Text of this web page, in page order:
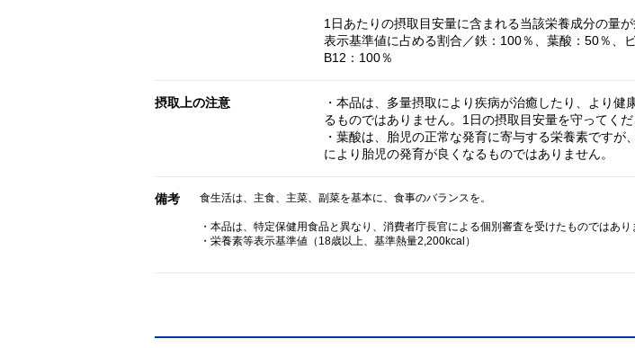
1日あたりの摂取目安量に含まれる当該栄養成分の量
表示基準値に占める割合／鉄：100％、葉酸：50％、
B12：100％
摂取上の注意
・本品は、多量摂取により疾病が治癒したり、より健
るものではありません。1日の摂取目安量を守ってくだ
・葉酸は、胎児の正常な発育に寄与する栄養素ですが
により胎児の発育が良くなるものではありません。
備考 食生活は、主食、主菜、副菜を基本に、食事のバランスを。
・本品は、特定保健用食品と異なり、消費者庁長官による個別審査を受けたものではあり
・栄養素等表示基準値（18歳以上、基準熱量2,200kcal）